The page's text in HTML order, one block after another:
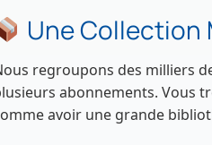
Une Collection
regroupons des milliers
abonnements. Vous
avoir une grande